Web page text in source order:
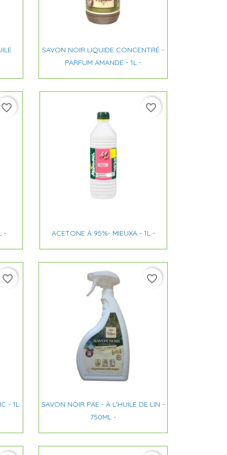
Aperçu rapide
SAVON NOIR LIQUIDE CONCENTRÉ -
PARFUM AMANDE - 1L -
-
favorite_border
Aperçu rapide
ACETONE À 95%- MIEUXA - 1L -
favorite_border
- 1L
favorite_border
Aperçu rapide
SAVON NOIR PAE - À L'HUILE DE LIN -
750ML -
favorite_border